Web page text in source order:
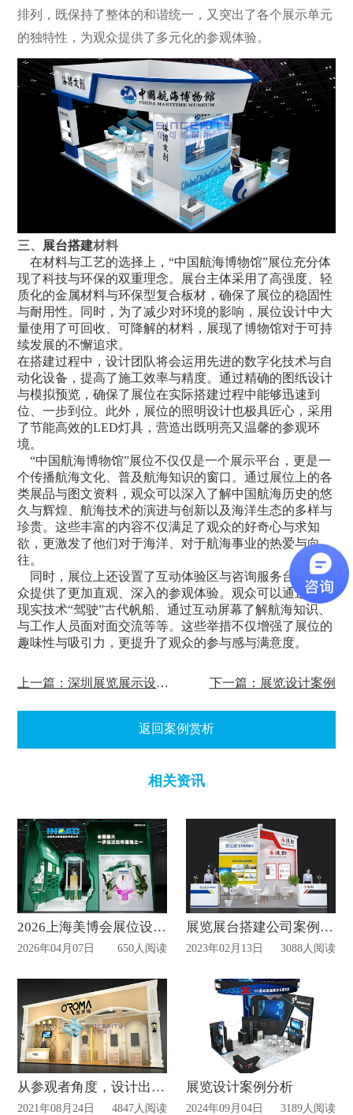
排列，既保持了整体的和谐统一，又突出了各个展示单元
的独特性，为观众提供了多元化的参观体验。
三、 展台搭建材料
在材料与工艺的选择上，“中国航海博物馆”展位充分体
现了科技与环保的双重理念。展台主体采用了高强度、轻
质化的金属材料与环保型复合板材，确保了展位的稳固性
与耐用性。同时，为了减少对环境的影响，展位设计中大
量使用了可回收、可降解的材料，展现了博物馆对于可持
续发展的不懈追求。
在搭建过程中，设计团队将会运用先进的数字化技术与自
动化设备，提高了施工效率与精度。通过精确的图纸设计
与模拟预览，确保了展位在实际搭建过程中能够迅速到
位、一步到位。此外，展位的照明设计也极具匠心，采用
了节能高效的LED灯具，营造出既明亮又温馨的参观环
境。
“中国航海博物馆”展位不仅仅是一个展示平台，更是一
个传播航海文化、普及航海知识的窗口。通过展位上的各
类展品与图文资料，观众可以深入了解中国航海历史的悠
久与辉煌、航海技术的演进与创新以及海洋生态的多样与
珍贵。这些丰富的内容不仅满足了观众的好奇心与求知
欲，更激发了他们对于海洋、对于航海事业的热爱与向
往。
同时，展位上还设置了互动体验区与咨询服务台，为观
众提供了更加直观、深入的参观体验。观众可以通过虚拟
现实技术“驾驶”古代帆船、通过互动屏幕了解航海知识、
与工作人员面对面交流等等。这些举措不仅增强了展位的
趣味性与吸引力，更提升了观众的参与感与满意度。
上一篇：深圳展览展示设计制作案例赏析 下一篇：展览设计案例
返回案例赏析
相关资讯
2026上海美博会展位设计深度赏析
2026年04月07日 650人阅读
展览展台搭建公司案例赏析
2023年02月13日 3088人阅读
从参观者角度，设计出感同身受的展位| 欧罗玛
2021年08月24日 4847人阅读
展览设计案例分析
2024年09月04日 3189人阅读